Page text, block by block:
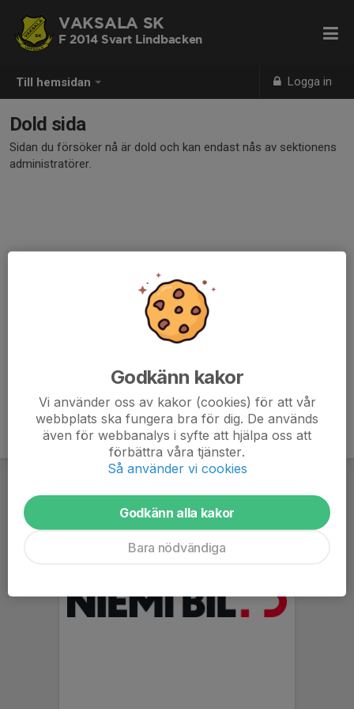
Till hemsidan Logga in
VAKSALA SK
F 2014 Svart Lindbacken
Dold sida
Sidan du försöker nå är dold och kan endast nås av sektionens
administratörer.
Godkänn kakor
Vi använder oss av kakor (cookies) för att vår
webbplats ska fungera bra för dig. De används
även för webbanalys i syfte att hjälpa oss att
förbättra våra tjänster.
Så använder vi cookies
Godkänn alla kakor
Bara nödvändiga